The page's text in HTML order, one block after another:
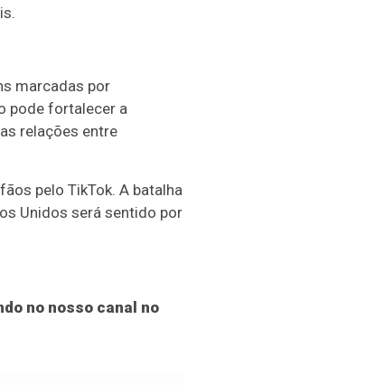
marcadas por
pode fortalecer a
relações entre
pelo TikTok. A batalha
Unidos será sentido por
no nosso canal no